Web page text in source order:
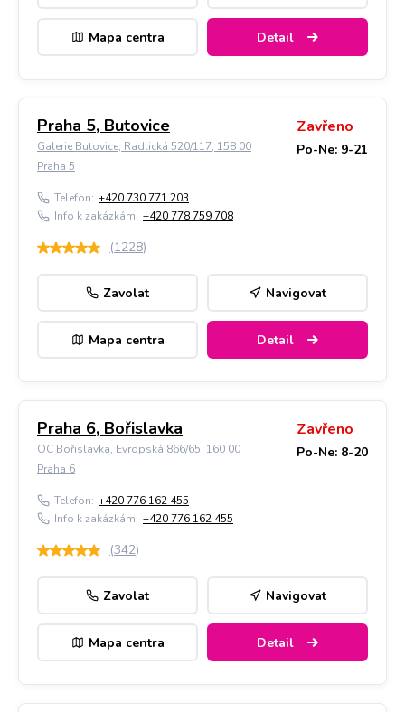
Mapa centra Detail
Praha 5, Butovice
Galerie Butovice, Radlická 520/117, 158 00
Praha 5
Zavřeno
Po-Ne: 9-21
Telefon: +420 730 771 203
Info k zakázkám: +420 778 759 708
(1228)
Zavolat Navigovat
Mapa centra Detail
Praha 6, Bořislavka
OC Bořislavka, Evropská 866/65, 160 00
Praha 6
Zavřeno
Po-Ne: 8-20
Telefon: +420 776 162 455
Info k zakázkám: +420 776 162 455
(342)
Zavolat Navigovat
Mapa centra Detail